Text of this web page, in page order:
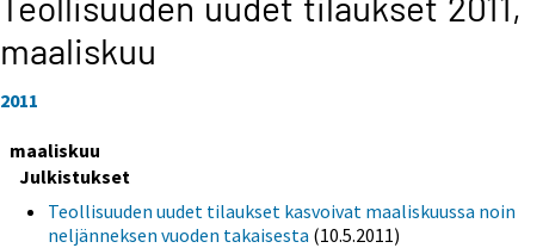
maaliskuu
2011
maaliskuu
Julkistukset
Teollisuuden uudet tilaukset kasvoivat maaliskuussa noin
neljänneksen vuoden takaisesta (10.5.2011)